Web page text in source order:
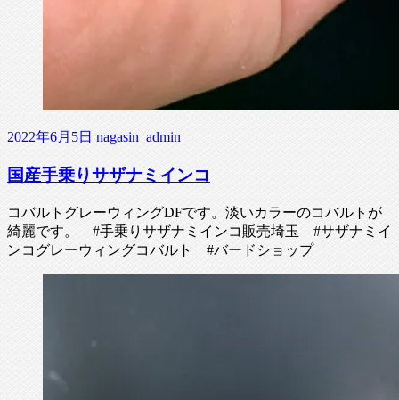
2022年6月5日 nagasin_admin
国産手乗りサザナミインコ
コバルトグレーウィングDFです。淡いカラーのコバルトが
綺麗です。 #手乗りサザナミインコ販売埼玉 #サザナミイ
ンコグレーウィングコバルト #バードショップ